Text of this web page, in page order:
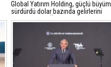
Global Yatırım Holding, güçlü
sürdürdü dolar bazında gelirlerini
yüzde 18, FAVÖK’ünü yüzde 21